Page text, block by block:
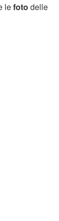
lefoto delle